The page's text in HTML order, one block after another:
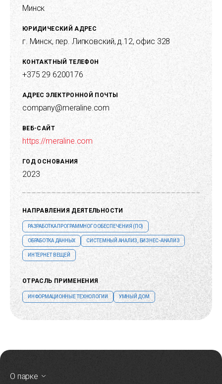
Минск
ЮРИДИЧЕСКИЙ АДРЕС
г. Минск, пер. Липковский, д.12, офис 328
КОНТАКТНЫЙ ТЕЛЕФОН
+375 29 6200176
АДРЕС ЭЛЕКТРОННОЙ ПОЧТЫ
company@meraline.com
ВЕБ-САЙТ
https://meraline.com
ГОД ОСНОВАНИЯ
2023
НАПРАВЛЕНИЯ ДЕЯТЕЛЬНОСТИ
РАЗРАБОТКА ПРОГРАММНОГО ОБЕСПЕЧЕНИЯ (ПО)
ОБРАБОТКА ДАННЫХ СИСТЕМНЫЙ АНАЛИЗ, БИЗНЕС-АНАЛИЗ
ИНТЕРНЕТ ВЕЩЕЙ
ОТРАСЛЬ ПРИМЕНЕНИЯ
ИНФОРМАЦИОННЫЕ ТЕХНОЛОГИИ УМНЫЙ ДОМ
О парке